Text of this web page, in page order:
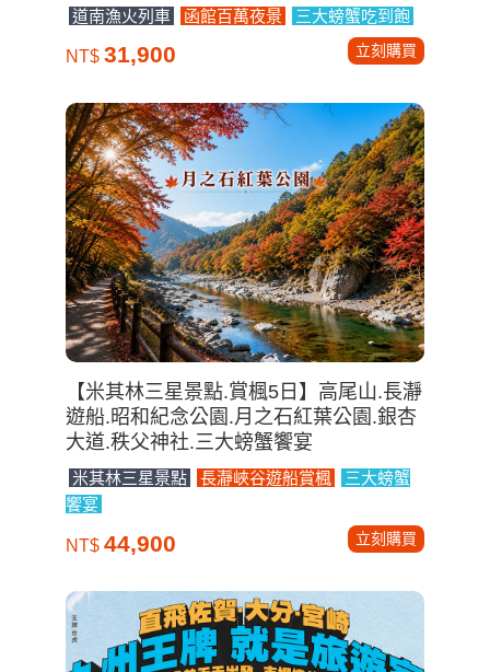
道南漁火列車 函館百萬夜景 三大螃蟹吃到飽
NT$ 31,900 立刻購買
【米其林三星景點.賞楓5日】高尾山.長瀞
遊船.昭和紀念公園.月之石紅葉公園.銀杏
大道.秩父神社.三大螃蟹饗宴
米其林三星景點 長瀞峽谷遊船賞楓
三大螃蟹
饗宴
NT$ 44,900 立刻購買